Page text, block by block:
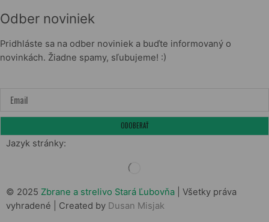
Odber noviniek
Pridhláste sa na odber noviniek a buďte informovaný o
novinkách. Žiadne spamy, sľubujeme! :)
Jazyk stránky:
© 2025 Zbrane a strelivo Stará Ľubovňa | Všetky práva
vyhradené | Created by Dusan Misjak